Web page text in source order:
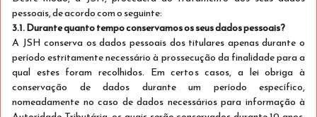
Exclusivo para Mobile
Stay Double 5% desconto
Dormem 2
Ver detalhes Apenas 2 quartos disponíveis
pessoais, de acordo com o seguinte:
3.1. Durante quanto tempo conservamos os seus dados pessoais?
A JSH conserva os dados pessoais dos titulares apenas durante o
período estritamente necessário à prossecução da finalidade para a
qual estes foram recolhidos. Em certos casos, a lei obriga à
conservação de dados durante um período específico,
nomeadamente no caso de dados necessários para informação à